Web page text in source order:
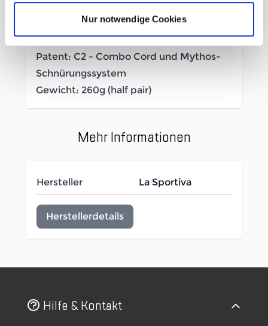
Nur notwendige Cookies
komprimierter EVA + Resole Platform-
Einsatz für einfachere Neubesohlung
Sohle: Vibram® Idrogrip
Patent: C2 - Combo Cord und Mythos-
Schnürungssystem
Gewicht: 260g (half pair)
Mehr Informationen
Hersteller La Sportiva
Herstellerdetails
Hilfe & Kontakt